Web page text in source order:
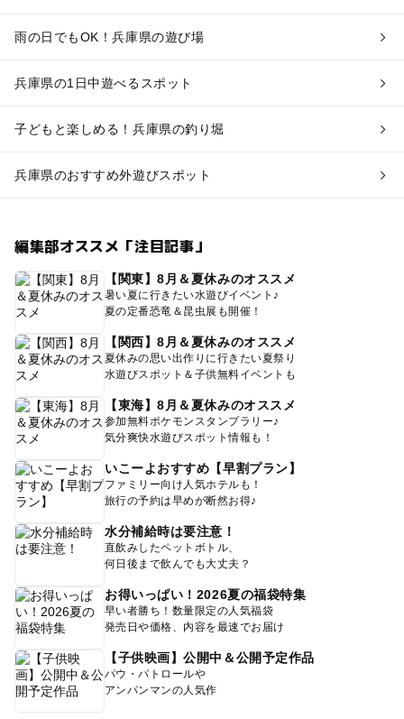
雨の日でもOK！兵庫県の遊び場
兵庫県の1日中遊べるスポット
子どもと楽しめる！兵庫県の釣り堀
兵庫県のおすすめ外遊びスポット
編集部オススメ「注目記事」
【関東】8月＆夏休みのオススメ
暑い夏に行きたい水遊びイベント♪
夏の定番恐竜＆昆虫展も開催！
【関西】8月＆夏休みのオススメ
夏休みの思い出作りに行きたい夏祭り
水遊びスポット＆子供無料イベントも
【東海】8月＆夏休みのオススメ
参加無料ポケモンスタンプラリー♪
気分爽快水遊びスポット情報も！
いこーよおすすめ【早割プラン】
ファミリー向け人気ホテルも！
旅行の予約は早めが断然お得♪
水分補給時は要注意！
直飲みしたペットボトル、
何日後まで飲んでも大丈夫？
お得いっぱい！2026夏の福袋特集
早い者勝ち！数量限定の人気福袋
発売日や価格、内容を最速でお届け
【子供映画】公開中＆公開予定作品
パウ・パトロールや
アンパンマンの人気作